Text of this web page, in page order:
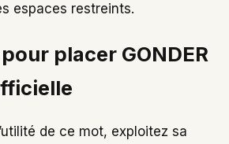
espaces restreints.
placer GONDER
de ce mot, exploitez sa